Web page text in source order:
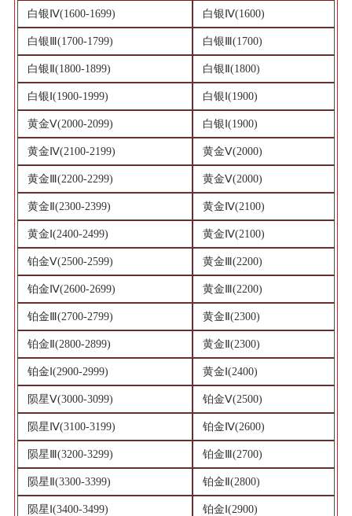
白银Ⅳ(1600-1699) 白银Ⅳ(1600)
白银Ⅲ(1700-1799) 白银Ⅲ(1700)
白银Ⅱ(1800-1899) 白银Ⅱ(1800)
白银Ⅰ(1900-1999) 白银Ⅰ(1900)
黄金Ⅴ(2000-2099) 白银Ⅰ(1900)
黄金Ⅳ(2100-2199) 黄金Ⅴ(2000)
黄金Ⅲ(2200-2299) 黄金Ⅴ(2000)
黄金Ⅱ(2300-2399) 黄金Ⅳ(2100)
黄金Ⅰ(2400-2499) 黄金Ⅳ(2100)
铂金Ⅴ(2500-2599) 黄金Ⅲ(2200)
铂金Ⅳ(2600-2699) 黄金Ⅲ(2200)
铂金Ⅲ(2700-2799) 黄金Ⅱ(2300)
铂金Ⅱ(2800-2899) 黄金Ⅱ(2300)
铂金Ⅰ(2900-2999) 黄金Ⅰ(2400)
陨星Ⅴ(3000-3099) 铂金Ⅴ(2500)
陨星Ⅳ(3100-3199) 铂金Ⅳ(2600)
陨星Ⅲ(3200-3299) 铂金Ⅲ(2700)
陨星Ⅱ(3300-3399) 铂金Ⅱ(2800)
陨星Ⅰ(3400-3499) 铂金Ⅰ(2900)